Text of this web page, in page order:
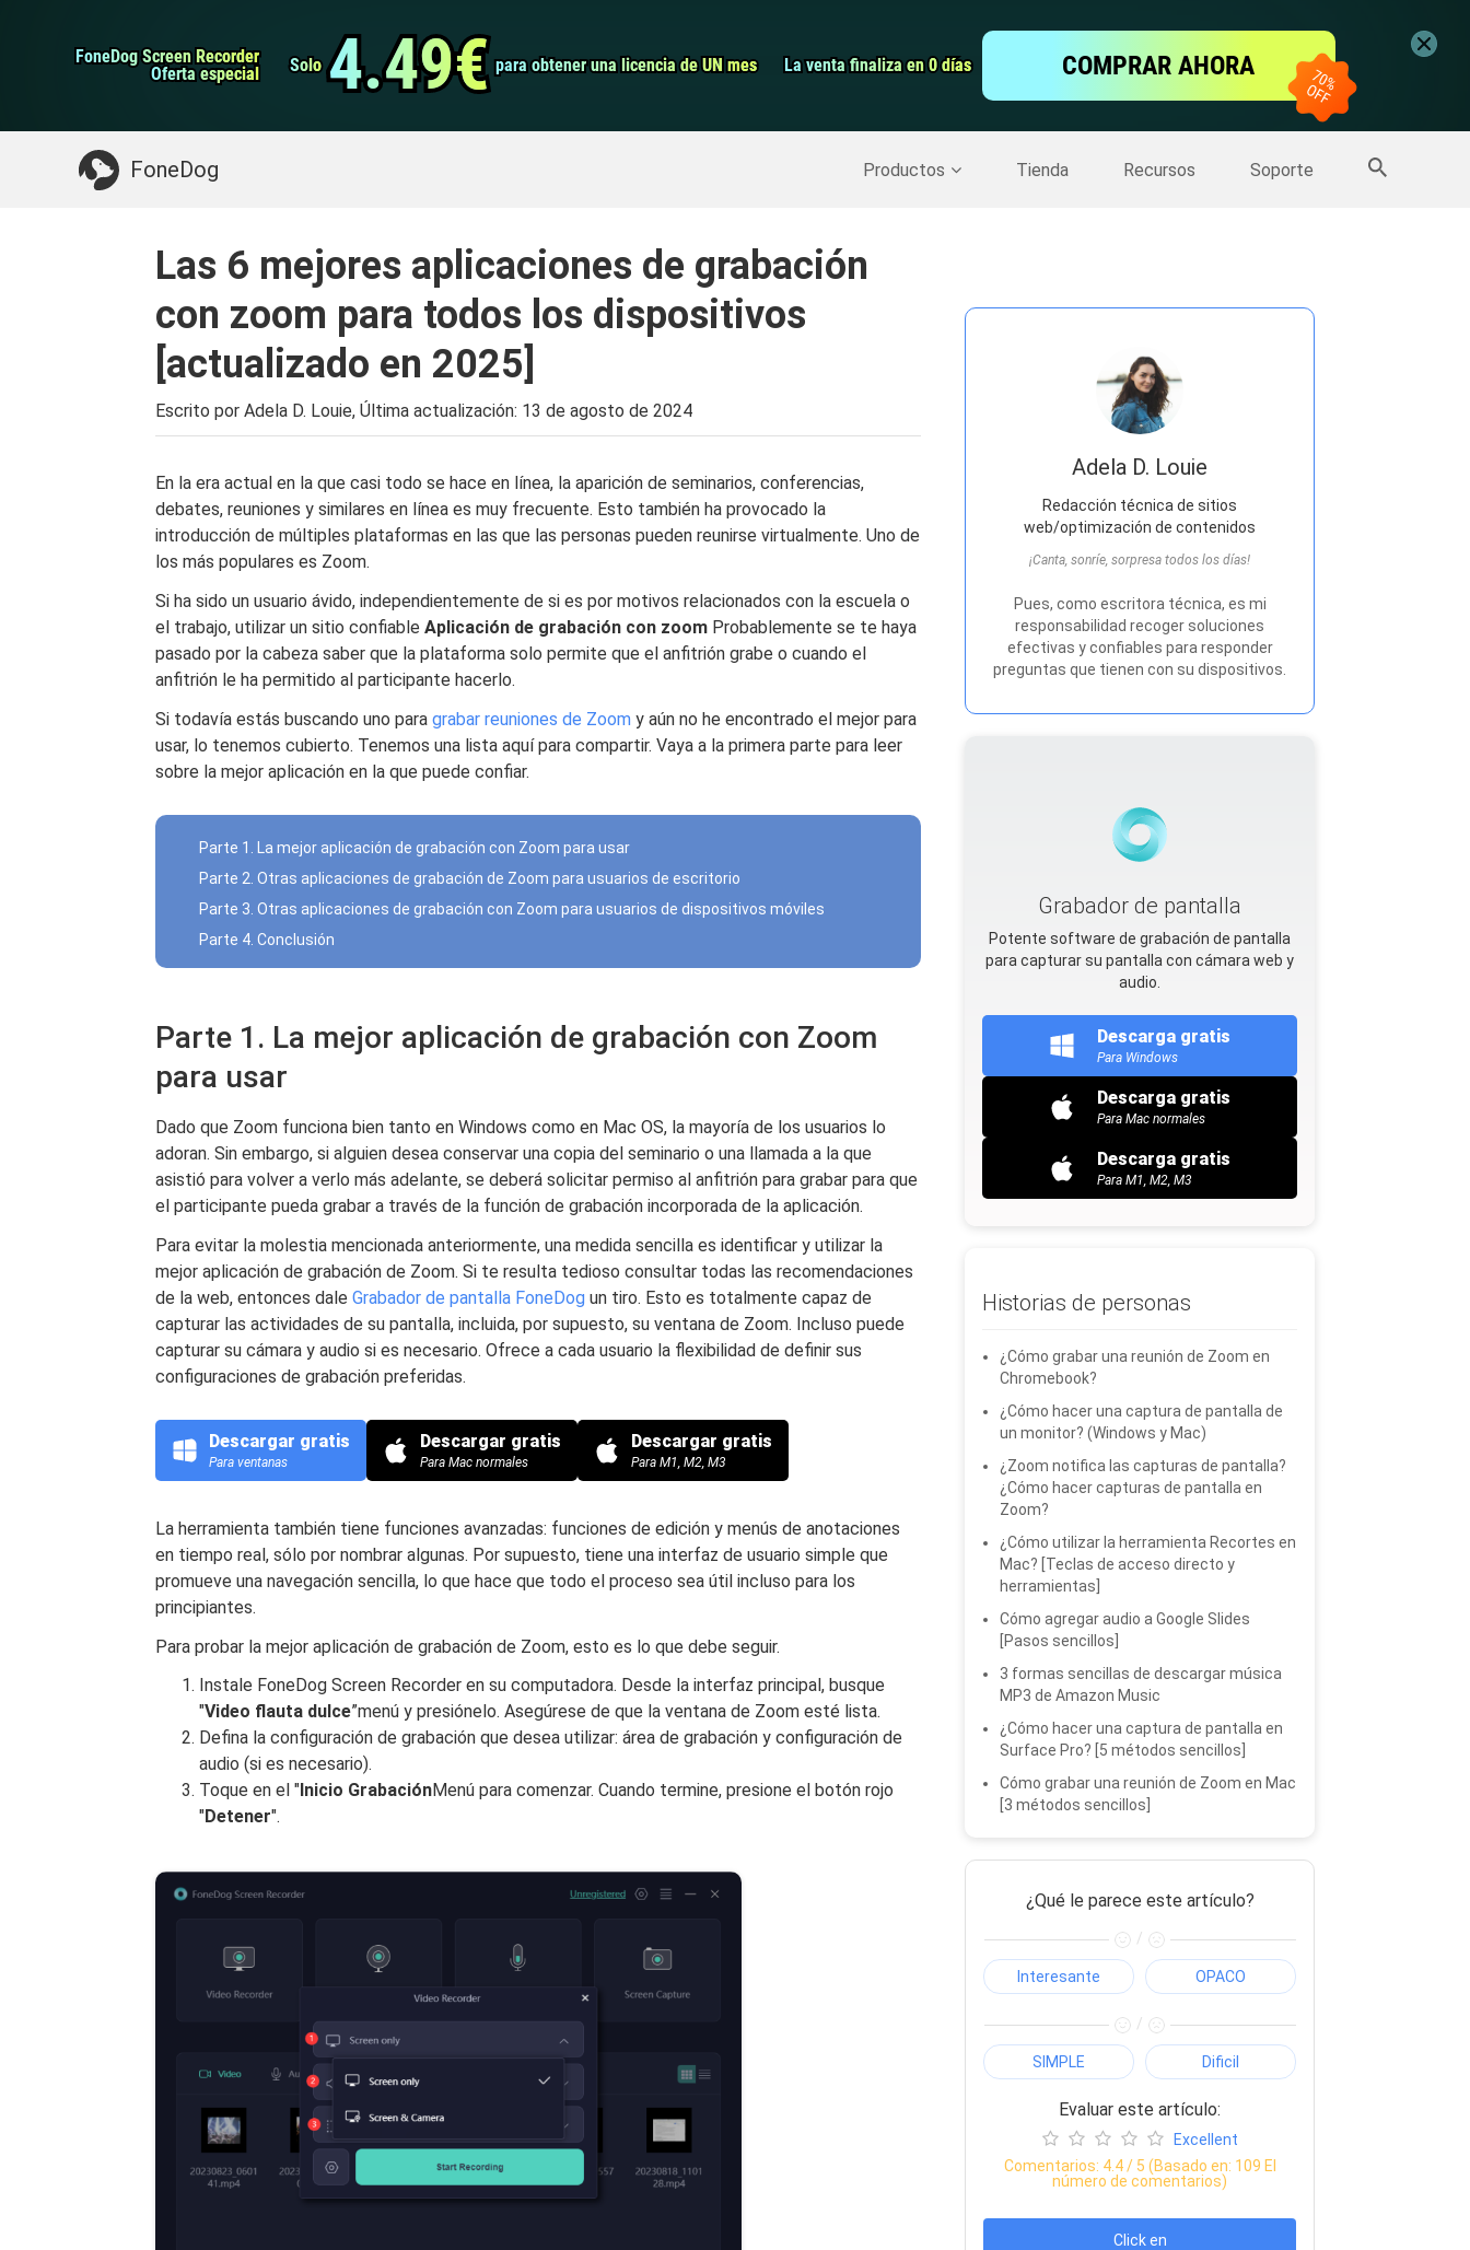
FoneDog Screen Recorder
FoneDog Screen Recorder
Oferta especial
Oferta especial Solo
Solo 4.49€
4.49€ para obtener una licencia de UN mes
para obtener una licencia de UN mes La venta finaliza en 0 días
La venta finaliza en 0 días COMPRAR AHORA
FoneDog Productos Tienda Recursos Soporte
Limpiador de iPhone
Grabador de pantalla
Algo que puede necesitar: Copia de seguridad del iPhone >> Más productos
Las 6 mejores aplicaciones de grabación
con zoom para todos los dispositivos
[actualizado en 2025]
Escrito por Adela D. Louie, Última actualización: 13 de agosto de 2024
En la era actual en la que casi todo se hace en línea, la aparición de seminarios, conferencias,
debates, reuniones y similares en línea es muy frecuente. Esto también ha provocado la
introducción de múltiples plataformas en las que las personas pueden reunirse virtualmente. Uno de
los más populares es Zoom.
Si ha sido un usuario ávido, independientemente de si es por motivos relacionados con la escuela o
el trabajo, utilizar un sitio confiable Aplicación de grabación con zoom Probablemente se te haya
pasado por la cabeza saber que la plataforma solo permite que el anfitrión grabe o cuando el
anfitrión le ha permitido al participante hacerlo.
Si todavía estás buscando uno para grabar reuniones de Zoom y aún no he encontrado el mejor para
usar, lo tenemos cubierto. Tenemos una lista aquí para compartir. Vaya a la primera parte para leer
sobre la mejor aplicación en la que puede confiar.
Parte 1. La mejor aplicación de grabación con Zoom para usar
Parte 2. Otras aplicaciones de grabación de Zoom para usuarios de escritorio
Parte 3. Otras aplicaciones de grabación con Zoom para usuarios de dispositivos móviles
Parte 4. Conclusión
Parte 1. La mejor aplicación de grabación con Zoom
para usar
Dado que Zoom funciona bien tanto en Windows como en Mac OS, la mayoría de los usuarios lo
adoran. Sin embargo, si alguien desea conservar una copia del seminario o una llamada a la que
asistió para volver a verlo más adelante, se deberá solicitar permiso al anfitrión para grabar para que
el participante pueda grabar a través de la función de grabación incorporada de la aplicación.
Para evitar la molestia mencionada anteriormente, una medida sencilla es identificar y utilizar la
mejor aplicación de grabación de Zoom. Si te resulta tedioso consultar todas las recomendaciones
de la web, entonces dale Grabador de pantalla FoneDog un tiro. Esto es totalmente capaz de
capturar las actividades de su pantalla, incluida, por supuesto, su ventana de Zoom. Incluso puede
capturar su cámara y audio si es necesario. Ofrece a cada usuario la flexibilidad de definir sus
configuraciones de grabación preferidas.
Descargar gratis
Para ventanas
Descargar gratis
Para Mac normales
Descargar gratis
Para M1, M2, M3
La herramienta también tiene funciones avanzadas: funciones de edición y menús de anotaciones
en tiempo real, sólo por nombrar algunas. Por supuesto, tiene una interfaz de usuario simple que
promueve una navegación sencilla, lo que hace que todo el proceso sea útil incluso para los
principiantes.
Para probar la mejor aplicación de grabación de Zoom, esto es lo que debe seguir.
Instale FoneDog Screen Recorder en su computadora. Desde la interfaz principal, busque
"Video flauta dulce”menú y presiónelo. Asegúrese de que la ventana de Zoom esté lista.
Defina la configuración de grabación que desea utilizar: área de grabación y configuración de
audio (si es necesario).
Toque en el "Inicio GrabaciónMenú para comenzar. Cuando termine, presione el botón rojo
"Detener".
Adela D. Louie
Redacción técnica de sitios
web/optimización de contenidos
¡Canta, sonríe, sorpresa todos los días!
Pues, como escritora técnica, es mi
responsabilidad recoger soluciones
efectivas y confiables para responder
preguntas que tienen con su dispositivos.
Grabador de pantalla
Potente software de grabación de pantalla
para capturar su pantalla con cámara web y
audio.
Descarga gratis
Para Windows
Descarga gratis
Para Mac normales
Descarga gratis
Para M1, M2, M3
Historias de personas
¿Cómo grabar una reunión de Zoom en
Chromebook?
¿Cómo hacer una captura de pantalla de
un monitor? (Windows y Mac)
¿Zoom notifica las capturas de pantalla?
¿Cómo hacer capturas de pantalla en
Zoom?
¿Cómo utilizar la herramienta Recortes en
Mac? [Teclas de acceso directo y
herramientas]
Cómo agregar audio a Google Slides
[Pasos sencillos]
3 formas sencillas de descargar música
MP3 de Amazon Music
¿Cómo hacer una captura de pantalla en
Surface Pro? [5 métodos sencillos]
Cómo grabar una reunión de Zoom en Mac
[3 métodos sencillos]
¿Qué le parece este artículo?
/
Interesante OPACO
/
SIMPLE Dificil
Evaluar este artículo:
Excellent
Comentarios: 4.4/ 5 (Basado en: 109 El
número de comentarios)
Click en